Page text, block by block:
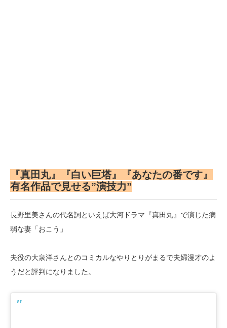
『真田丸』『白い巨塔』『あなたの番です』
有名作品で見せる”演技力”
長野里美さんの代名詞といえば大河ドラマ『真田丸』で演じた病
弱な妻「おこう」
夫役の大泉洋さんとのコミカルなやりとりがまるで夫婦漫才のよ
うだと評判になりました。